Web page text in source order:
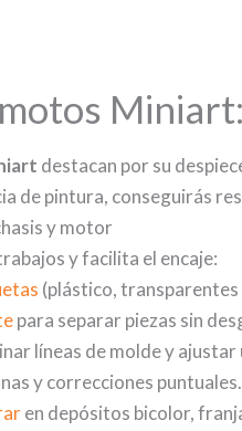
destacan por su
de pintura, conseguirás
y motor
y facilita el encaje:
(plástico,
para separar piezas sin
líneas de molde y ajustar
y correcciones puntuales.
en depósitos bicolor,